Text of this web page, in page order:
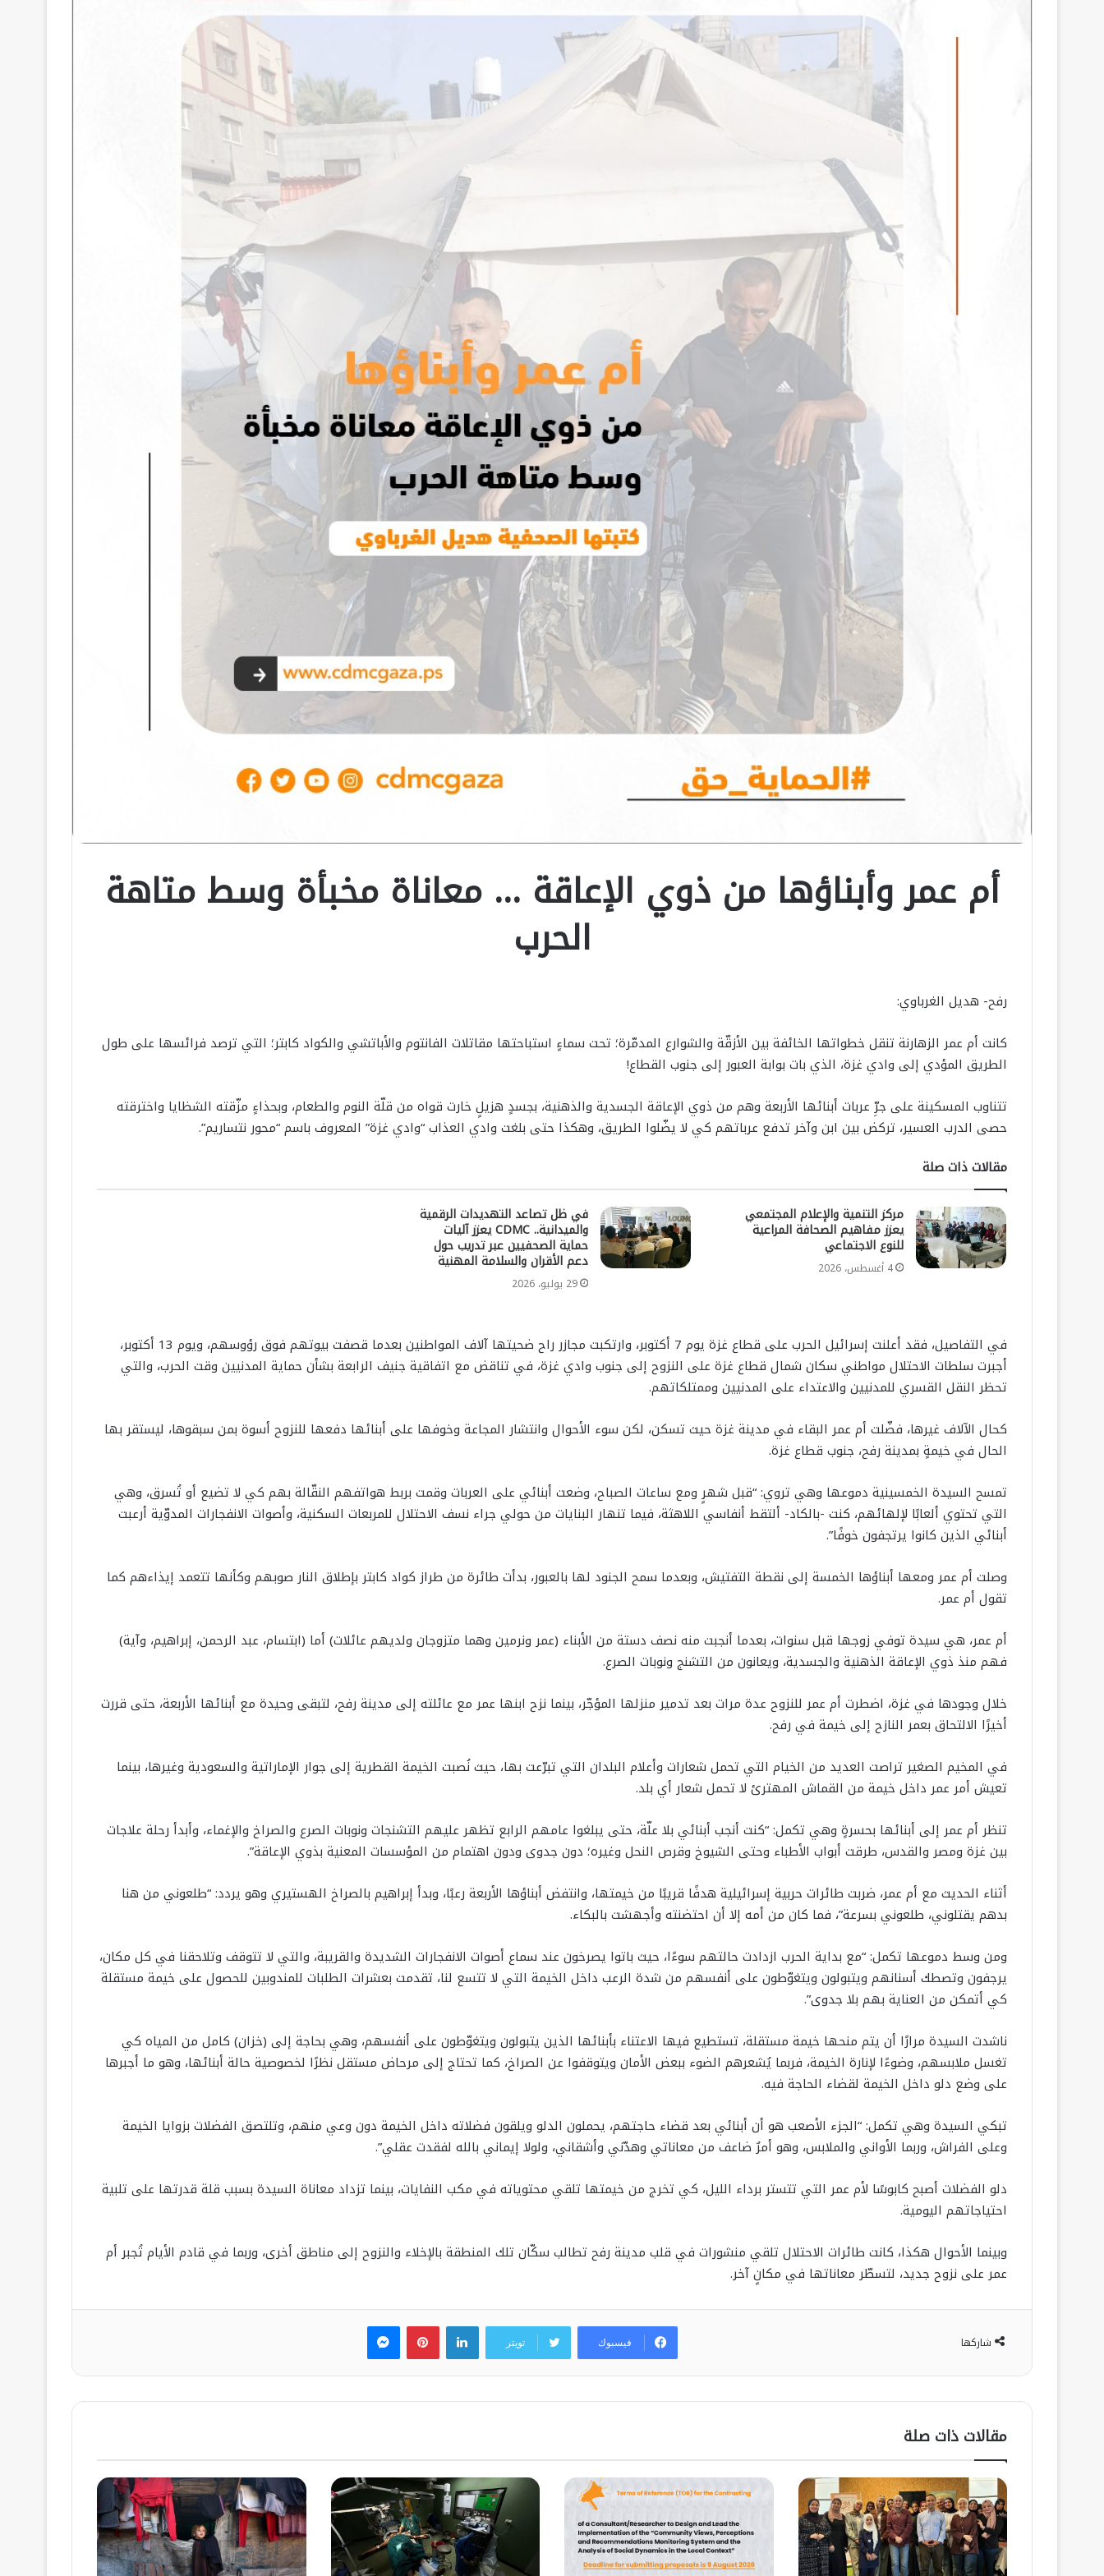
أم عمر وأبناؤها من ذوي الإعاقة … معاناة مخبأة وسط متاهة
الحرب
رفح- هديل الغرباوي:
كانت أم عمر الزهارنة تنقل خطواتها الخائفة بين الأزقّة والشوارع المدمّرة؛ تحت سماءٍ استباحتها مقاتلات الفانتوم والأباتشي والكواد كابتر؛ التي ترصد فرائسها على طول
الطريق المؤدي إلى وادي غزة، الذي بات بوابة العبور إلى جنوب القطاع!
تتناوب المسكينة على جرِّ عربات أبنائها الأربعة وهم من ذوي الإعاقة الجسدية والذهنية، بجسدٍ هزيلٍ خارت قواه من قلّة النوم والطعام، وبحذاءٍ مزّقته الشظايا واخترقته
حصى الدرب العسير، تركض بين ابن وآخر تدفع عرباتهم كي لا يضّلوا الطريق، وهكذا حتى بلغت وادي العذاب “وادي غزة” المعروف باسم “محور نتساريم”.
مقالات ذات صلة
مركز التنمية والإعلام المجتمعي
يعزز مفاهيم الصحافة المراعية
للنوع الاجتماعي
4 أغسطس، 2026
في ظل تصاعد التهديدات الرقمية
والميدانية.. CDMC يعزز آليات
حماية الصحفيين عبر تدريب حول
دعم الأقران والسلامة المهنية
29 يوليو، 2026
في التفاصيل، فقد أعلنت إسرائيل الحرب على قطاع غزة يوم 7 أكتوبر، وارتكبت مجازر راح ضحيتها آلاف المواطنين بعدما قصفت بيوتهم فوق رؤوسهم، ويوم 13 أكتوبر،
أجبرت سلطات الاحتلال مواطني سكان شمال قطاع غزة على النزوح إلى جنوب وادي غزة، في تناقض مع اتفاقية جنيف الرابعة بشأن حماية المدنيين وقت الحرب، والتي
تحظر النقل القسري للمدنيين والاعتداء على المدنيين وممتلكاتهم.
كحال الآلاف غيرها، فضّلت أم عمر البقاء في مدينة غزة حيث تسكن، لكن سوء الأحوال وانتشار المجاعة وخوفها على أبنائها دفعها للنزوح أسوة بمن سبقوها، ليستقر بها
الحال في خيمةٍ بمدينة رفح، جنوب قطاع غزة.
تمسح السيدة الخمسينية دموعها وهي تروي: “قبل شهرٍ ومع ساعات الصباح، وضعت أبنائي على العربات وقمت بربط هواتفهم النقّالة بهم كي لا تضيع أو تُسرق، وهي
التي تحتوي ألعابًا لإلهائهم، كنت -بالكاد- ألتقط أنفاسي اللاهثة، فيما تنهار البنايات من حولي جراء نسف الاحتلال للمربعات السكنية، وأصوات الانفجارات المدوّية أرعبت
أبنائي الذين كانوا يرتجفون خوفًا”.
وصلت أم عمر ومعها أبناؤها الخمسة إلى نقطة التفتيش، وبعدما سمح الجنود لها بالعبور، بدأت طائرة من طراز كواد كابتر بإطلاق النار صوبهم وكأنها تتعمد إيذاءهم كما
تقول أم عمر.
أم عمر، هي سيدة توفي زوجها قبل سنوات، بعدما أنجبت منه نصف دستة من الأبناء (عمر ونرمين وهما متزوجان ولديهم عائلات) أما (ابتسام، عبد الرحمن، إبراهيم، وآية)
فهم منذ ذوي الإعاقة الذهنية والجسدية، ويعانون من التشنج ونوبات الصرع.
خلال وجودها في غزة، اضطرت أم عمر للنزوح عدة مرات بعد تدمير منزلها المؤجّر، بينما نزح ابنها عمر مع عائلته إلى مدينة رفح، لتبقى وحيدة مع أبنائها الأربعة، حتى قررت
أخيرًا الالتحاق بعمر النازح إلى خيمة في رفح.
في المخيم الصغير تراصت العديد من الخيام التي تحمل شعارات وأعلام البلدان التي تبرّعت بها، حيث نُصبت الخيمة القطرية إلى جوار الإماراتية والسعودية وغيرها، بينما
تعيش أمر عمر داخل خيمة من القماش المهترئ لا تحمل شعار أي بلد.
تنظر أم عمر إلى أبنائها بحسرةٍ وهي تكمل: “كنت أنجب أبنائي بلا علّة، حتى يبلغوا عامهم الرابع تظهر عليهم التشنجات ونوبات الصرع والصراخ والإغماء، وأبدأ رحلة علاجات
بين غزة ومصر والقدس، طرقت أبواب الأطباء وحتى الشيوخ وقرص النحل وغيره؛ دون جدوى ودون اهتمام من المؤسسات المعنية بذوي الإعاقة”.
أثناء الحديث مع أم عمر، ضربت طائرات حربية إسرائيلية هدفًا قريبًا من خيمتها، وانتفض أبناؤها الأربعة رعبًا، وبدأ إبراهيم بالصراخ الهستيري وهو يردد: “طلعوني من هنا
بدهم يقتلوني، طلعوني بسرعة”، فما كان من أمه إلا أن احتضنته وأجهشت بالبكاء.
ومن وسط دموعها تكمل: “مع بداية الحرب ازدادت حالتهم سوءًا، حيث باتوا يصرخون عند سماع أصوات الانفجارات الشديدة والقريبة، والتي لا تتوقف وتلاحقنا في كل مكان،
يرجفون وتصطك أسنانهم ويتبولون ويتغوّطون على أنفسهم من شدة الرعب داخل الخيمة التي لا تتسع لنا، تقدمت بعشرات الطلبات للمندوبين للحصول على خيمة مستقلة
كي أتمكن من العناية بهم بلا جدوى”.
ناشدت السيدة مرارًا أن يتم منحها خيمة مستقلة، تستطيع فيها الاعتناء بأبنائها الذين يتبولون ويتغوّطون على أنفسهم، وهي بحاجة إلى (خزان) كامل من المياه كي
تغسل ملابسهم، وضوءًا لإنارة الخيمة، فربما يُشعرهم الضوء ببعض الأمان ويتوقفوا عن الصراخ، كما تحتاج إلى مرحاض مستقل نظرًا لخصوصية حالة أبنائها، وهو ما أجبرها
على وضع دلو داخل الخيمة لقضاء الحاجة فيه.
تبكي السيدة وهي تكمل: “الجزء الأصعب هو أن أبنائي بعد قضاء حاجتهم، يحملون الدلو ويلقون فضلاته داخل الخيمة دون وعي منهم، وتلتصق الفضلات بزوايا الخيمة
وعلى الفراش، وربما الأواني والملابس، وهو أمرٌ ضاعف من معاناتي وهدّني وأشقاني، ولولا إيماني بالله لفقدت عقلي”.
دلو الفضلات أصبح كابوسًا لأم عمر التي تتستر برداء الليل، كي تخرج من خيمتها تلقي محتوياته في مكب النفايات، بينما تزداد معاناة السيدة بسبب قلة قدرتها على تلبية
احتياجاتهم اليومية.
وبينما الأحوال هكذا، كانت طائرات الاحتلال تلقي منشورات في قلب مدينة رفح تطالب سكّان تلك المنطقة بالإخلاء والنزوح إلى مناطق أخرى، وربما في قادم الأيام تُجبر أم
عمر على نزوح جديد، لتسطّر معاناتها في مكانٍ آخر.
شاركها فيسبوك تويتر
لينكدإن بينتيريستماسنجر
مقالات ذات صلة